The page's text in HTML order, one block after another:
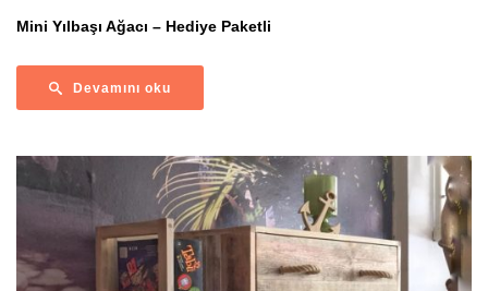
Mini Yılbaşı Ağacı – Hediye Paketli
Devamını oku